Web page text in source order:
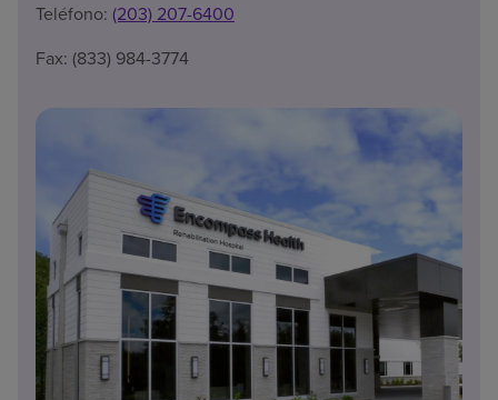
Teléfono: (203) 207-6400
Fax: (833) 984-3774